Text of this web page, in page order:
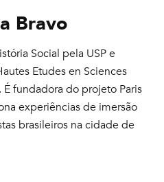
Bravo
Social pela USP e
Etudes en Sciences
É fundadora do projeto Paris
experiências de imersão
brasileiros na cidade de